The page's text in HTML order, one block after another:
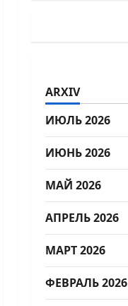
ARXIV
ИЮЛЬ 2026
ИЮНЬ 2026
МАЙ 2026
АПРЕЛЬ 2026
МАРТ 2026
ФЕВРАЛЬ 2026